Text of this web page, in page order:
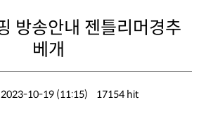
베개
2023-10-19 (11:15)
17154 hit